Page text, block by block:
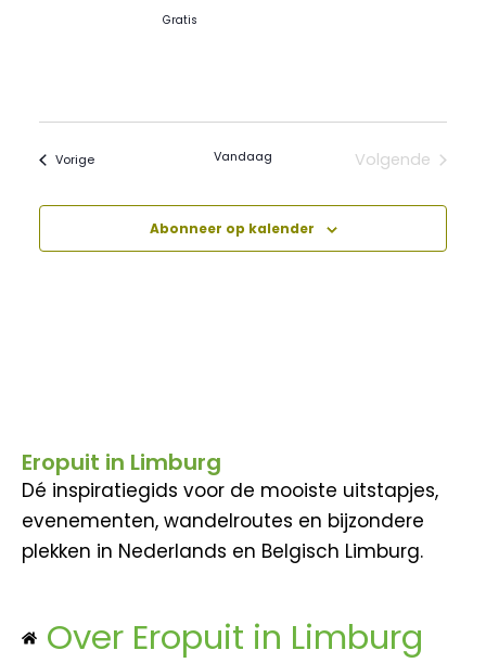
Gratis
VorigeEvenementen Vandaag
Volgende
Abonneer op kalender
Eropuit in Limburg
Dé inspiratiegids voor de mooiste uitstapjes,
evenementen, wandelroutes en bijzondere
plekken in Nederlands en Belgisch Limburg.
Over Eropuit in Limburg